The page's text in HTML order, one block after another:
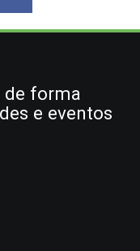
de forma
e eventos